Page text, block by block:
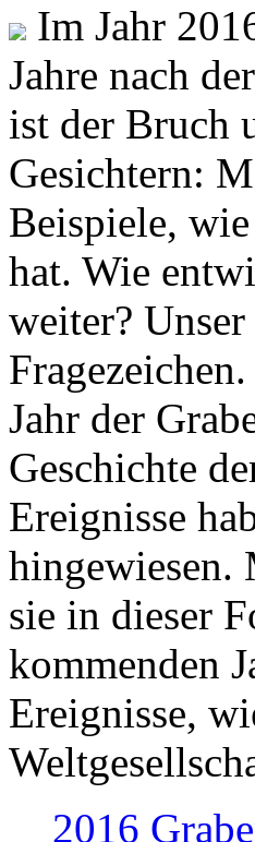
Im Jahr
Jahre nach
ist der Bruch
Gesichtern:
Beispiele,
hat. Wie
weiter?
Jahr der
Geschichte
Ereignisse
hingewiesen.
sie in dieser
kommenden
Ereignisse,
2016